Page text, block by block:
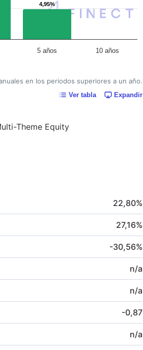
4,95%
4,95%
5 años 10 años
en los periodos superiores a un año.
Ver tabla Expandir
Theme Equity
22,80%
27,16%
-30,56%
n/a
n/a
-0,87
n/a